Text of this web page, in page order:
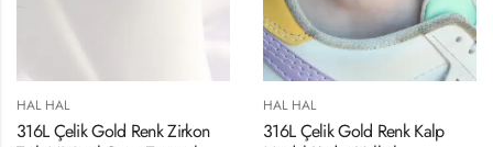
HAL HAL
316L Çelik Gold Renk Zirkon
HAL HAL
316L Çelik Gold Renk Kalp